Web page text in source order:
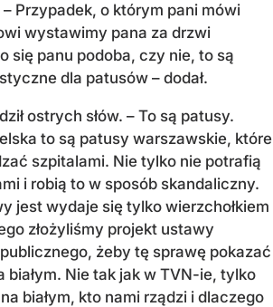
Przypadek, o którym pani mówi
wystawimy pana za drzwi
się panu podoba, czy nie, to są
dla patusów – dodał.
ostrych słów. – To są patusy.
to są patusy warszawskie, które
szpitalami. Nie tylko nie potrafią
i robią to w sposób skandaliczny.
jest wydaje się tylko wierzchołkiem
złożyliśmy projekt ustawy
żeby tę sprawę pokazać
białym. Nie tak jak w TVN-ie, tylko
białym, kto nami rządzi i dlaczego